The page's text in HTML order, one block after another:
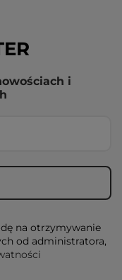
i
na otrzymywanie
od administratora,